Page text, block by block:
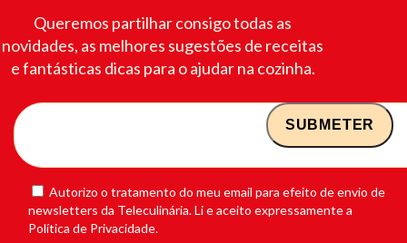
Queremos partilhar consigo todas as
novidades, as melhores sugestões de receitas
e fantásticas dicas para o ajudar na cozinha.
Autorizo o tratamento do meu email para efeito de envio de
newsletters da Teleculinária. Li e aceito expressamente a
Política de Privacidade.